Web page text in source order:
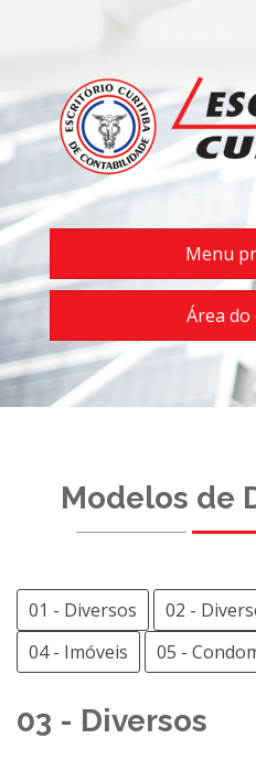
Menu
Área do
Modelos de
01 - Diversos 02 -
04 - Imóveis
05 -
03 - Diversos